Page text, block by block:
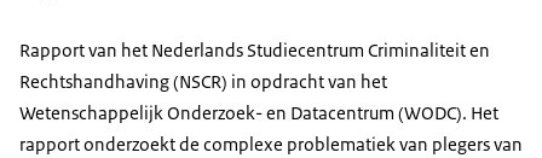
Rapport van het Nederlands Studiecentrum Criminaliteit en
Rechtshandhaving (NSCR) in opdracht van het
Wetenschappelijk Onderzoek- en Datacentrum (WODC). Het
rapport onderzoekt de complexe problematiek van plegers van